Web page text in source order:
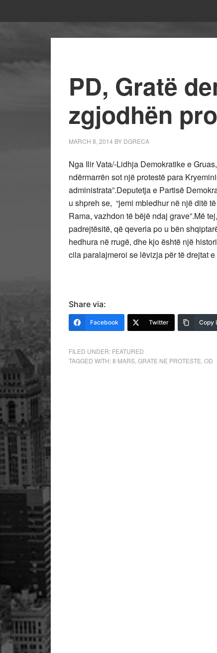
PD, Gratë
zgjodhën
MARCH 8, 2014 BY DGRECA
Nga Ilir Vata/-Lidhja Demokratike e
ndërmarrën sot një protestë para
administrata”.Deputetja e Partisë
u shpreh se, “jemi mbledhur në një ditë
Rama, vazhdon të bëjë ndaj grave”.Më
padrejtësitë, që qeveria po u bën
hedhura në rrugë, dhe kjo është një
cila paralajmeroi se lëvizja për të drejtat
Share via:
Facebook Twitter Copy
FILED UNDER: FEATURED
TAGGED WITH:8 MARS GRATE NE PROTESTE OD